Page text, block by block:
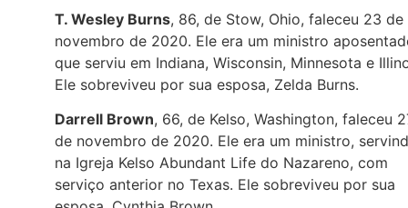
T. Wesley Burns, 86, de Stow, Ohio, faleceu 23 de
novembro de 2020. Ele era um ministro
que serviu em Indiana, Wisconsin, Minnesota e
Ele sobreviveu por sua esposa, Zelda Burns.
Darrell Brown, 66, de Kelso, Washington, faleceu
de novembro de 2020. Ele era um ministro,
na Igreja Kelso Abundant Life do Nazareno, com
serviço anterior no Texas. Ele sobreviveu por sua